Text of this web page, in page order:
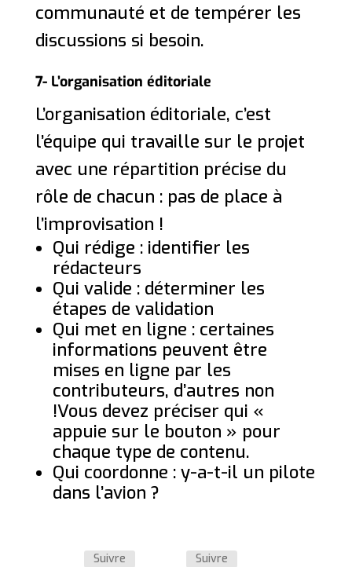
communauté et de tempérer les
discussions si besoin.
7- L’organisation éditoriale
L’organisation éditoriale, c’est
l’équipe qui travaille sur le projet
avec une répartition précise du
rôle de chacun : pas de place à
l’improvisation !
Qui rédige : identifier les
rédacteurs
Qui valide : déterminer les
étapes de validation
Qui met en ligne : certaines
informations peuvent être
mises en ligne par les
contributeurs, d’autres non
!Vous devez préciser qui «
appuie sur le bouton » pour
chaque type de contenu.
Qui coordonne : y-a-t-il un pilote
dans l’avion ?
Suivre Suivre